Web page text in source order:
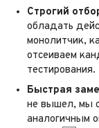
Строгий
обладать
монолитчик,
отсеиваем
тестирования.
Быстрая
не вышел, мы
аналогичным